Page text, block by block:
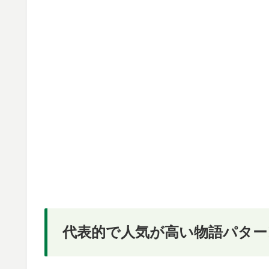
代表的で人気が高い物語パタ